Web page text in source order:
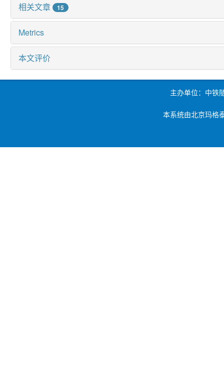
相关文章 15
Metrics
本文评价
主办单位：中铁
本系统由北京玛格